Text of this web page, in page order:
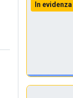
In evidenza